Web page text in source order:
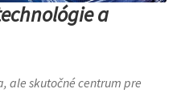
a
ale skutočné centrum pre